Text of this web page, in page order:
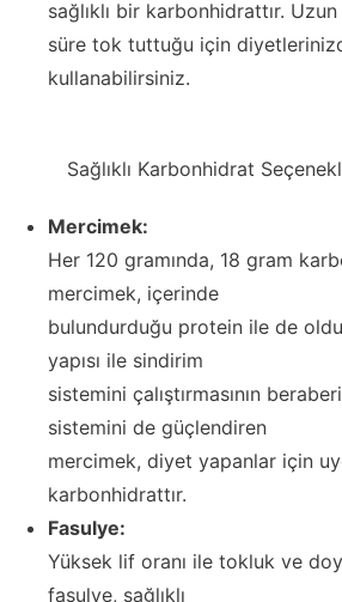
sağlıklı bir karbonhidrattır. Uzun
süre tok tuttuğu için
kullanabilirsiniz.
Sağlıklı Karbonhidrat
Mercimek:
Her 120 gramında, 18 gram
mercimek, içerinde
bulundurduğu protein ile de
yapısı ile sindirim
sistemini çalıştırmasının
sistemini de güçlendiren
mercimek, diyet yapanlar için
karbonhidrattır.
Fasulye:
Yüksek lif oranı ile tokluk ve
fasulye, sağlıklı